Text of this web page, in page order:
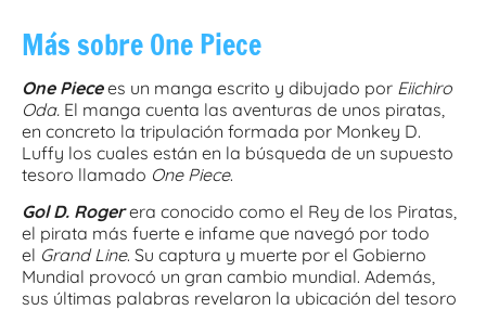
Más sobre One Piece
One Piecees un manga escrito y dibujado por Eiichiro
Oda. El manga cuenta las aventuras de unos piratas,
en concreto la tripulación formada por Monkey D.
Luffy los cuales están en la búsqueda de un supuesto
tesoro llamado One Piece.
Gol D. Rogerera conocido como el Rey de los Piratas,
el pirata más fuerte e infame que navegó por todo
el Grand Line. Su captura y muerte por el Gobierno
Mundial provocó un gran cambio mundial. Además,
sus últimas palabras revelaron la ubicación del tesoro